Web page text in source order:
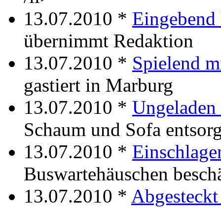
13.07.2010 * Eingebend
übernimmt Redaktion
13.07.2010 * Spielend
gastiert in Marburg
13.07.2010 * Ungeladen
Schaum und Sofa
13.07.2010 *
Buswartehäuschen
13.07.2010 *